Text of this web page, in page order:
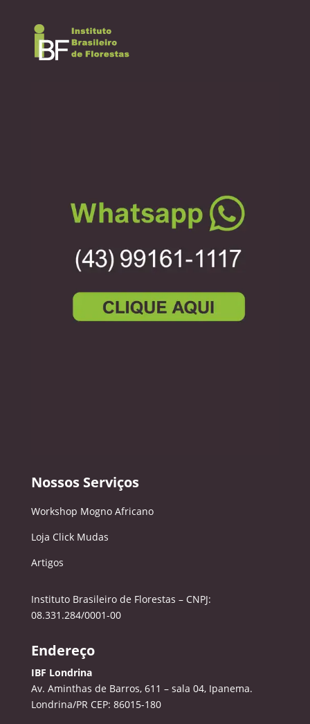
Nossos Serviços
Workshop Mogno Africano
Loja Click Mudas
Artigos
Instituto Brasileiro de Florestas – CNPJ:
08.331.284/0001-00
Endereço
IBF Londrina
Av. Aminthas de Barros, 611 – sala 04, Ipanema.
Londrina/PR CEP: 86015-180